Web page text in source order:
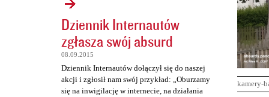
Dziennik Internautów
zgłasza swój absurd
08.09.2015
Dziennik Internautów dołączył się do naszej
akcji i zgłosił nam swój przykład: „Oburzamy
się na inwigilację w internecie, na działania
kamery-